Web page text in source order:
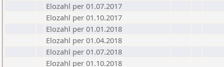
Elozahl per 01.07.2017
Elozahl per 01.10.2017
Elozahl per 01.01.2018
Elozahl per 01.04.2018
Elozahl per 01.07.2018
Elozahl per 01.10.2018